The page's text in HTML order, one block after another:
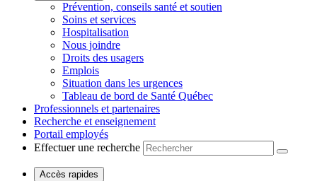
Prévention, conseils santé et soutien
Soins et services
Hospitalisation
Nous joindre
Droits des usagers
Emplois
Situation dans les urgences
Tableau de bord de Santé Québec
Professionnels et partenaires
Recherche et enseignement
Portail employés
Effectuer une recherche
Accès rapides